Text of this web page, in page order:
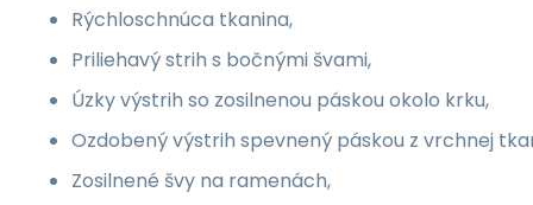
Rýchloschnúca tkanina,
Priliehavý strih s bočnými švami,
Úzky výstrih so zosilnenou páskou okolo krku,
Ozdobený výstrih spevnený páskou z vrchnej
Zosilnené švy na ramenách,